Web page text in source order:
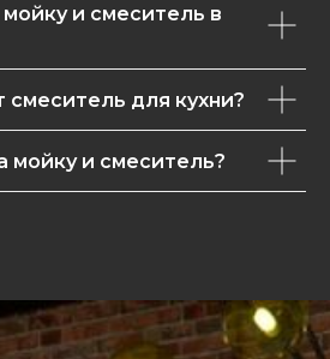
и смеситель в
смеситель для кухни?
мойку и смеситель?